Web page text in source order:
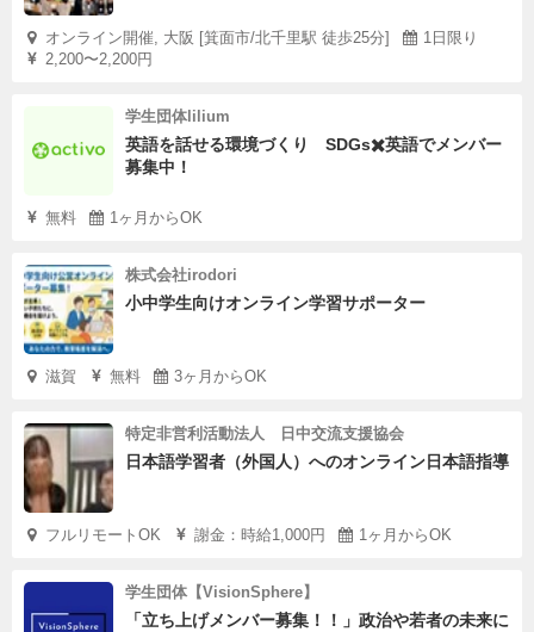
オンライン開催, 大阪 [箕面市/北千里駅 徒歩25分]
1日限り
2,200〜2,200円
学生団体lilium
英語を話せる環境づくり SDGs✖️英語でメンバー
募集中！
無料 1ヶ月からOK
株式会社irodori
小中学生向けオンライン学習サポーター
滋賀 無料 3ヶ月からOK
特定非営利活動法人 日中交流支援協会
日本語学習者（外国人）へのオンライン日本語指導
フルリモートOK 謝金：時給1,000円 1ヶ月からOK
学生団体【VisionSphere】
「立ち上げメンバー募集！！」政治や若者の未来に